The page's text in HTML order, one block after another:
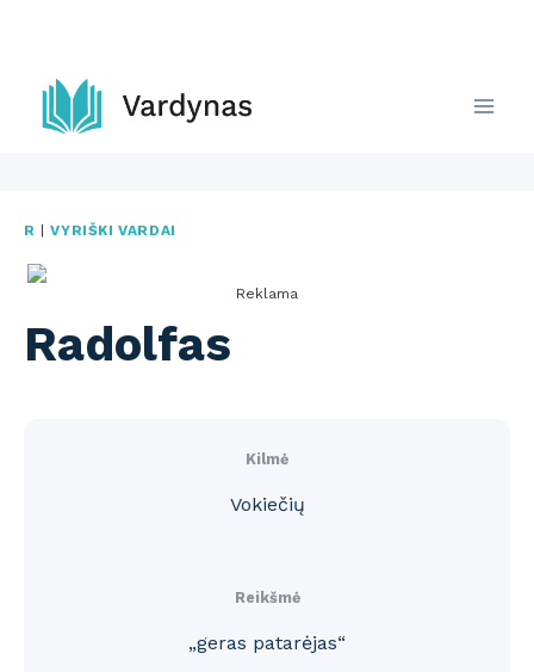
content
R |VYRIŠKI VARDAI
Reklama
Radolfas
Kilmė
Vokiečių
Reikšmė
„geras patarėjas“